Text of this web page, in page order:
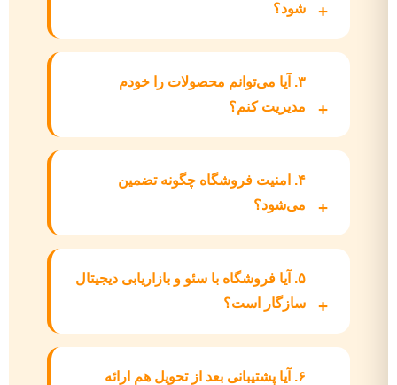
شود؟
۳. آیا می‌توانم محصولات را خودم
مدیریت کنم؟
۴. امنیت فروشگاه چگونه تضمین
می‌شود؟
۵. آیا فروشگاه با سئو و بازاریابی دیجیتال
سازگار است؟
۶. آیا پشتیبانی بعد از تحویل هم ارائه